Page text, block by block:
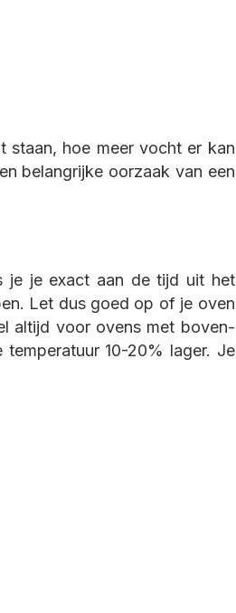
staan, hoe meer vocht er kan
belangrijke oorzaak van een
je je exact aan de tijd uit het
Let dus goed op of je oven
altijd voor ovens met boven-
10-20% lager. Je